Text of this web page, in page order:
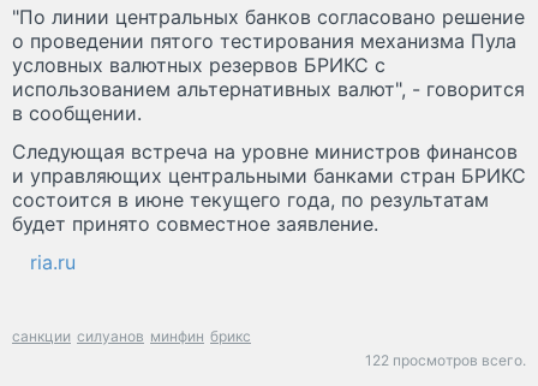
"По линии центральных банков согласовано решение
о проведении пятого тестирования механизма Пула
условных валютных резервов БРИКС с
использованием альтернативных валют", - говорится
в сообщении.
Следующая встреча на уровне министров финансов
и управляющих центральными банками стран БРИКС
состоится в июне текущего года, по результатам
будет принято совместное заявление.
ria.ru
санкции силуанов минфин брикс
122 просмотров всего.